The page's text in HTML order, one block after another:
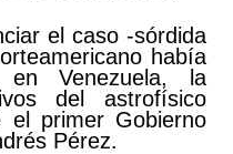
el caso ‑sórdida
había
en Venezuela, la
del astrofísico
el primer Gobierno
Pérez.